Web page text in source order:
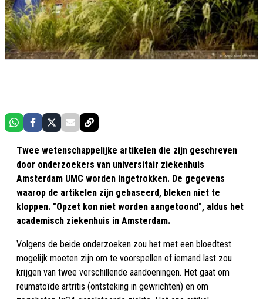
Twee wetenschappelijke artikelen die zijn geschreven
door onderzoekers van universitair ziekenhuis
Amsterdam UMC worden ingetrokken. De gegevens
waarop de artikelen zijn gebaseerd, bleken niet te
kloppen. "Opzet kon niet worden aangetoond", aldus het
academisch ziekenhuis in Amsterdam.
Volgens de beide onderzoeken zou het met een bloedtest
mogelijk moeten zijn om te voorspellen of iemand last zou
krijgen van twee verschillende aandoeningen. Het gaat om
reumatoïde artritis (ontsteking in gewrichten) en om